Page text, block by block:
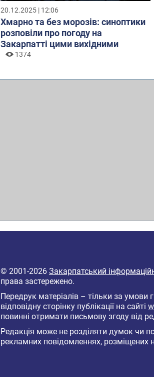
20.12.2025 | 12:06
Хмарно та без морозів: синоптики
розповіли про погоду на
Закарпатті цими вихідними
1374
© 2001-2026 Закарпатський
права застережено.
Передрук матеріалів – тільки за умови
відповідну сторінку публікації на сайті
повинні отримати письмову згоду від
Редакція може не розділяти думок чи
рекламних повідомленнях, розміщених